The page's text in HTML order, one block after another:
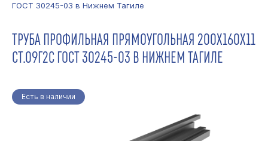
ГОСТ 30245-03 в Нижнем Тагиле
ТРУБА ПРОФИЛЬНАЯ ПРЯМОУГОЛЬНАЯ 200Х160Х11
СТ.09Г2С ГОСТ 30245-03 В НИЖНЕМ ТАГИЛЕ
Есть в наличии